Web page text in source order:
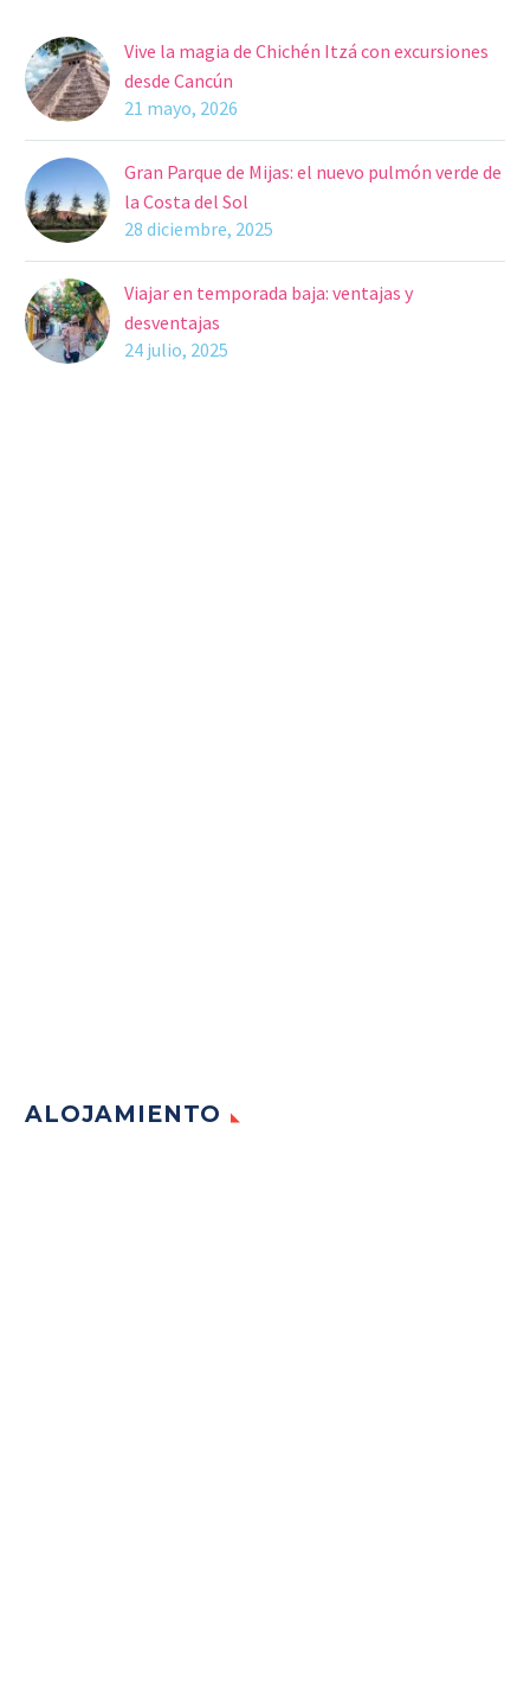
Vive la magia de Chichén Itzá con excursiones
desde Cancún
21 mayo, 2026
Gran Parque de Mijas: el nuevo pulmón verde de
la Costa del Sol
28 diciembre, 2025
Viajar en temporada baja: ventajas y
desventajas
24 julio, 2025
ALOJAMIENTO